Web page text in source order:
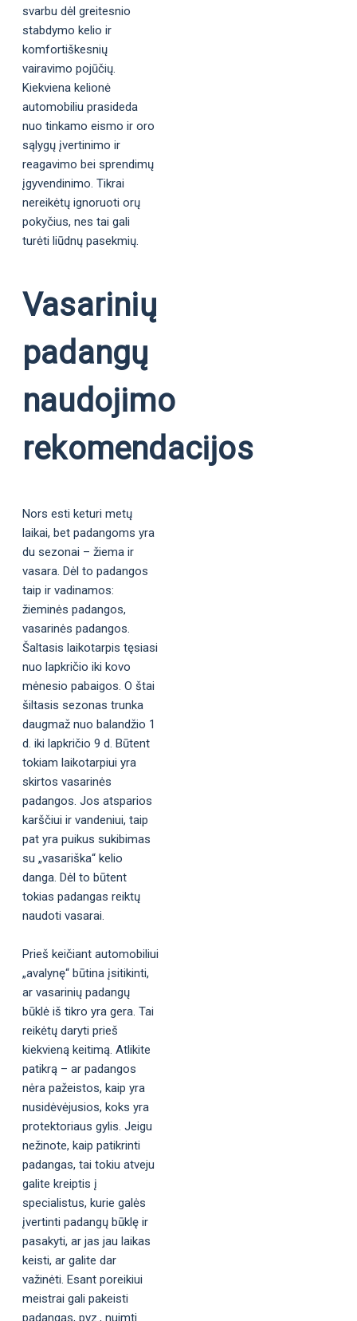
svarbu dėl greitesnio
stabdymo kelio ir
komfortiškesnių
vairavimo pojūčių.
Kiekviena kelionė
automobiliu prasideda
nuo tinkamo eismo ir oro
sąlygų įvertinimo ir
reagavimo bei sprendimų
įgyvendinimo. Tikrai
nereikėtų ignoruoti orų
pokyčius, nes tai gali
turėti liūdnų pasekmių.
Vasarinių
padangų
naudojimo
rekomendacijos
Nors esti keturi metų
laikai, bet padangoms yra
du sezonai – žiema ir
vasara. Dėl to padangos
taip ir vadinamos:
žieminės padangos,
vasarinės padangos.
Šaltasis laikotarpis tęsiasi
nuo lapkričio iki kovo
mėnesio pabaigos. O štai
šiltasis sezonas trunka
daugmaž nuo balandžio 1
d. iki lapkričio 9 d. Būtent
tokiam laikotarpiui yra
skirtos vasarinės
padangos. Jos atsparios
karščiui ir vandeniui, taip
pat yra puikus sukibimas
su „vasariška“ kelio
danga. Dėl to būtent
tokias padangas reiktų
naudoti vasarai.
Prieš keičiant automobiliui
„avalynę“ būtina įsitikinti,
ar vasarinių padangų
būklė iš tikro yra gera. Tai
reikėtų daryti prieš
kiekvieną keitimą. Atlikite
patikrą – ar padangos
nėra pažeistos, kaip yra
nusidėvėjusios, koks yra
protektoriaus gylis. Jeigu
nežinote, kaip patikrinti
padangas, tai tokiu atveju
galite kreiptis į
specialistus, kurie galės
įvertinti padangų būklę ir
pasakyti, ar jas jau laikas
keisti, ar galite dar
važinėti. Esant poreikiui
meistrai gali pakeisti
padangas, pvz., nuimti